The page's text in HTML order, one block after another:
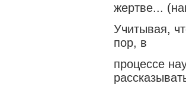
жертве...
Учитывая,
пор, в
процессе